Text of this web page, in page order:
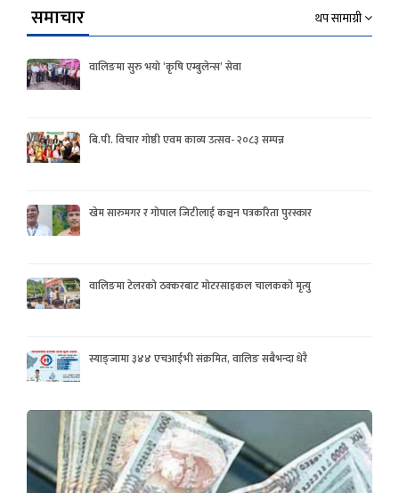
समाचार थप सामाग्री
वालिङमा सुरु भयो ‘कृषि एम्बुलेन्स’ सेवा
बि.पी. विचार गोष्ठी एवम काव्य उत्सव- २०८३ सम्पन्न
खेम सारुमगर र गोपाल जिटीलाई कञ्चन पत्रकरिता पुरस्कार
वालिङमा टेलरको ठक्करबाट मोटरसाइकल चालकको मृत्यु
स्याङ्जामा ३४४ एचआईभी संक्रमित, वालिङ सबैभन्दा धेरै